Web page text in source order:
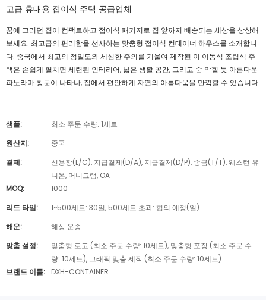
고급 휴대용 접이식 주택 공급업체
꿈에 그리던 집이 컴팩트하고 접이식 패키지로 집 앞까지 배송되는 세상을 상상해
보세요. 최고급의 편리함을 선사하는 맞춤형 접이식 컨테이너 하우스를 소개합니
다. 중국에서 최고의 정밀도와 세심한 주의를 기울여 제작된 이 이동식 조립식 주
택은 손쉽게 펼치면 세련된 인테리어, 넓은 생활 공간, 그리고 숨 막힐 듯 아름다운
파노라마 창문이 나타나, 집에서 편안하게 자연의 아름다움을 만끽할 수 있습니다.
샘플:
최소 주문 수량: 1세트
원산지:
중국
결제:
신용장(L/C), 지급결제(D/A), 지급결제(D/P), 송금(T/T), 웨스턴 유
니온, 머니그램, OA
MOQ:
1000
리드 타임:
1~500세트: 30일, 500세트 초과: 협의 예정(일)
해운:
해상 운송
맞춤 설정:
맞춤형 로고 (최소 주문 수량: 10세트), 맞춤형 포장 (최소 주문 수
량: 10세트), 그래픽 맞춤 제작 (최소 주문 수량: 10세트)
브랜드 이름:
DXH-CONTAINER